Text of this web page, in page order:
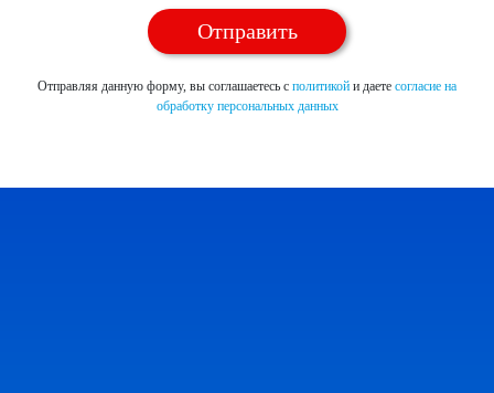
Отправляя данную форму, вы соглашаетесь с политикой и даете согласие на
обработку персональных данных